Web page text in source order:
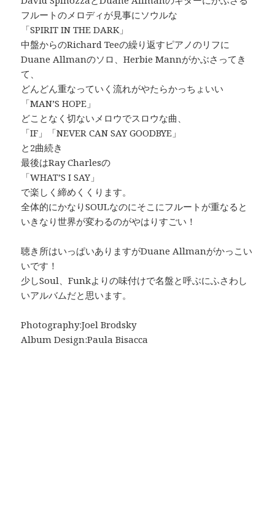
フルートのメロディが見事にソウルな
「SPIRIT IN THE DARK」
中盤からのRichard Teeの繰り返すピアノのリフに
Duane Allmanのソロ、Herbie Mannがかぶさってき
て、
どんどん重なっていく流れがやたらかっちょいい
「MAN’S HOPE」
どことなく切ないメロウでスロウな曲、
「IF」「NEVER CAN SAY GOODBYE」
と2曲続き
最後はRay Charlesの
「WHAT’S I SAY」
で楽しく締めくくります。
全体的にかなりSOULなのにそこにフルートが重なると
いきなり世界が変わるのがやはりすごい！
聴き所はいっぱいありますがDuane Allmanがかっこい
いです！
少しSoul、Funkよりの味付けで名盤と呼ぶにふさわし
いアルバムだと思います。
Photography:Joel Brodsky
Album Design:Paula Bisacca